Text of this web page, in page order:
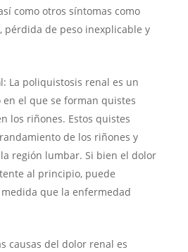
como otros síntomas como
pérdida de peso inexplicable y
l: La poliquistosis renal es un
el que se forman quistes
los riñones. Estos quistes
de los riñones y
región lumbar. Si bien el dolor
al principio, puede
que la enfermedad
causas del dolor renal es